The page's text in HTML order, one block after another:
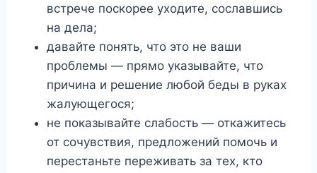
встрече поскорее уходите, сославшись
на дела;
давайте понять, что это не ваши
проблемы — прямо указывайте, что
причина и решение любой беды в руках
жалующегося;
не показывайте слабость — откажитесь
от сочувствия, предложений помочь и
перестаньте переживать за тех, кто